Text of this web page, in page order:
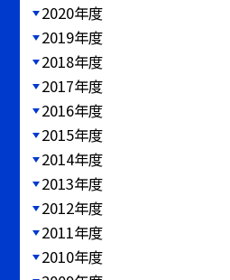
2020年度
2019年度
2018年度
2017年度
2016年度
2015年度
2014年度
2013年度
2012年度
2011年度
2010年度